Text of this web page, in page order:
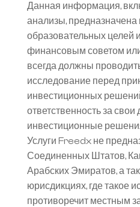
Данная информация,
анализы, предназначена
образовательных целей
финансовым советом
всегда должны
исследование перед
инвестиционных
ответственность за свои
инвестиционные
Услуги Freedx не
Соединенных Штатов,
Арабских Эмиратов, а
юрисдикциях, где такое
противоречит местным